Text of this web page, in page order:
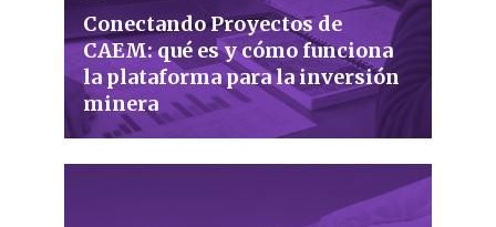
Conectando Proyectos de
CAEM: qué es y cómo funciona
la plataforma para la inversión
minera